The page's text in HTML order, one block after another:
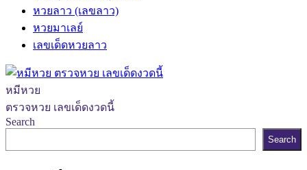
หวยลาว (เลขลาว)
หวยมาเลย์
เลขเด็ดหวยลาว
หมีหวย
ตรวจหวย เลขเด็ดงวดนี้
Search
Search